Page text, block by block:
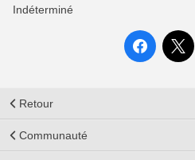
Indéterminé
Retour
Communauté